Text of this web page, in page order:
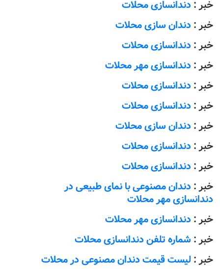
خبر : دندانسازی محلات
خبر : دندان سازی محلات
خبر : دندانسازی محلات
خبر : دندانسازی مهر محلات
خبر : دندانسازی محلات
خبر : دندانسازی محلات
خبر : دندان سازی محلات
خبر : دندانسازی محلات
خبر : دندانسازی محلات
خبر : دندان مصنوعی با نمای طبیعی در
دندانسازی مهر محلات
خبر : دندانسازی مهر محلات
خبر : شماره تلفن دندانسازی محلات
خبر :لیست قیمت دندان مصنوعی در محلات